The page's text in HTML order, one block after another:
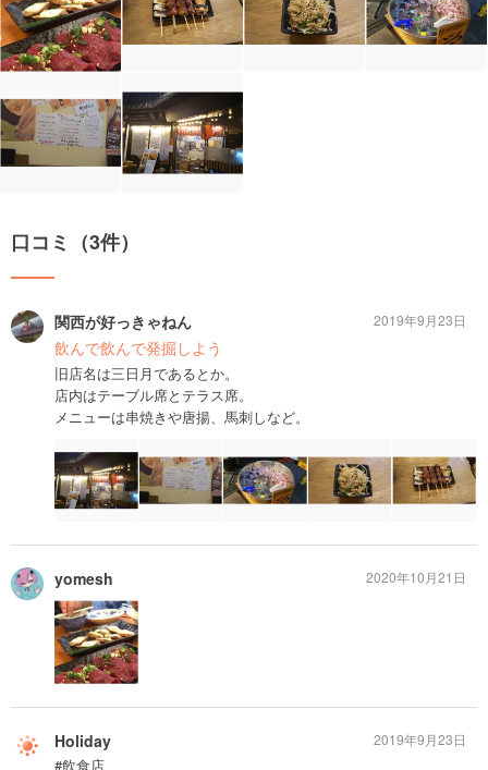
口コミ（3件）
関西が好っきゃねん
飲んで飲んで発掘しよう
旧店名は三日月であるとか。
店内はテーブル席とテラス席。
メニューは串焼きや唐揚、馬刺しなど。
2019年9月23日
yomesh 2020年10月21日
Holiday
#飲食店
2019年9月23日